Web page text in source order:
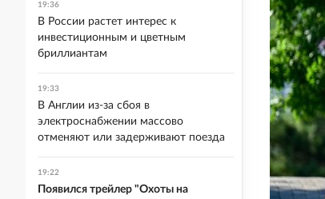
19:36
В России растет интерес к
инвестиционным и цветным
бриллиантам
19:33
В Англии из-за сбоя в
электроснабжении массово
отменяют или задерживают поезда
19:22
Появился трейлер "Охоты на